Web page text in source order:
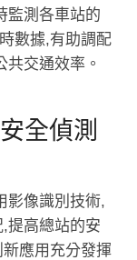
監測各車站的
數據,有助調配
交通效率。
全偵測
影像識別技術,
提高總站的安
應用充分發揮